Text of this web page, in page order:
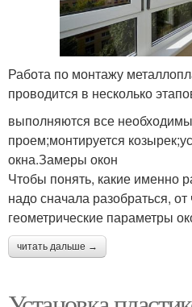
Работа по монтажу
проводится в несколько
выполняются все
проем;монтируется
окна.Замеры окон
Чтобы понять, какие именно
надо сначала разобраться, от
геометрические параметры
читать дальше →